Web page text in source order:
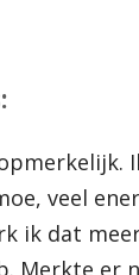
veel
ik dat